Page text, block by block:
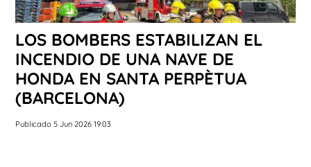
LOS BOMBERS ESTABILIZAN EL
INCENDIO DE UNA NAVE DE
HONDA EN SANTA PERPÈTUA
(BARCELONA)
Publicado 5 Jun 2026 19:03